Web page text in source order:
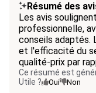
Résumé des
Les avis
professionnelle,
conseils adaptés.
et l'efficacité du
qualité-prix par
Ce résumé est
Utile ?
Oui Non